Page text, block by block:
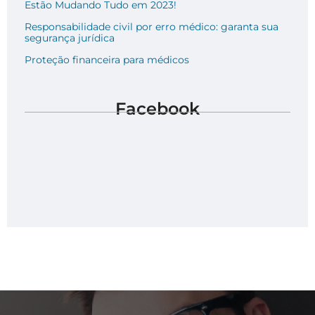
Estão Mudando Tudo em 2023!
Responsabilidade civil por erro médico: garanta sua
segurança jurídica
Proteção financeira para médicos
Facebook